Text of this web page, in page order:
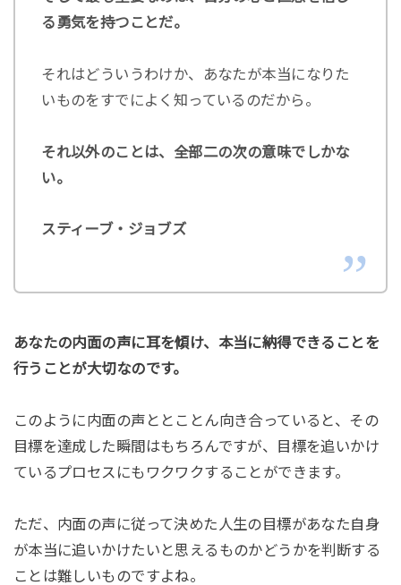
る勇気を持つことだ。
それはどういうわけか、あなたが本当になりた
いものをすでによく知っているのだから。
それ以外のことは、全部二の次の意味でしかな
い。
スティーブ・ジョブズ
あなたの内面の声に耳を傾け、本当に納得できることを
行うことが大切なのです。
このように内面の声ととことん向き合っていると、その
目標を達成した瞬間はもちろんですが、目標を追いかけ
ているプロセスにもワクワクすることができます。
ただ、内面の声に従って決めた人生の目標があなた自身
が本当に追いかけたいと思えるものかどうかを判断する
ことは難しいものですよね。